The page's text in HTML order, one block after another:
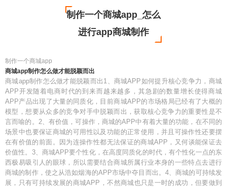
制作一个商城app_怎么
进行app商城制作
制作一个商城app
商城app制作怎么做才能脱颖而出
商城app制作怎么做才能脱颖而出1、商城APP如何提升核心竞争力，商城
APP开发随着电商时代的到来而越来越多，其急剧的数量增长使得商城
APP产品出现了大量的同质化，目前商城APP的市场格局已经有了大概的
模型，想要从众多的竞争对手中脱颖而出，获取核心竞争力的重要性是不
言而喻的。2、有价值，可操作，商城的APP中有着大量的功能，在不同的
场景中也要保证商城的可用性以及功能的正常使用，并且可操作性还要摆
在有价值的前面。因为连操作性都无法保证的商城APP，又何谈能保证去
价值性。3、商城APP要个性化，在高度同质化的时代，有个性化一点的东
西极易吸引人的眼球，所以需要结合商城所属行业本身的一些特点去进行
商城的制作，使之从浩如烟海的APP市场中夺目而出。4、商城的可持续发
展，只有可持续发展的商城APP，不然商城也只是一时的成功，但要做到